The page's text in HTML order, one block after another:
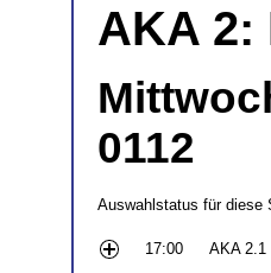
AKA 2:
0112
Auswahlstatus für diese
17:00 AKA 2.1